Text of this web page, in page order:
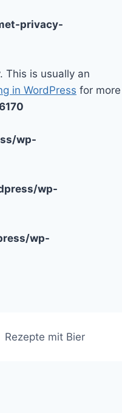
privacy-
This is usually an
in WordPress for more
wp-
wp-
wp-
Rezepte mit Bier